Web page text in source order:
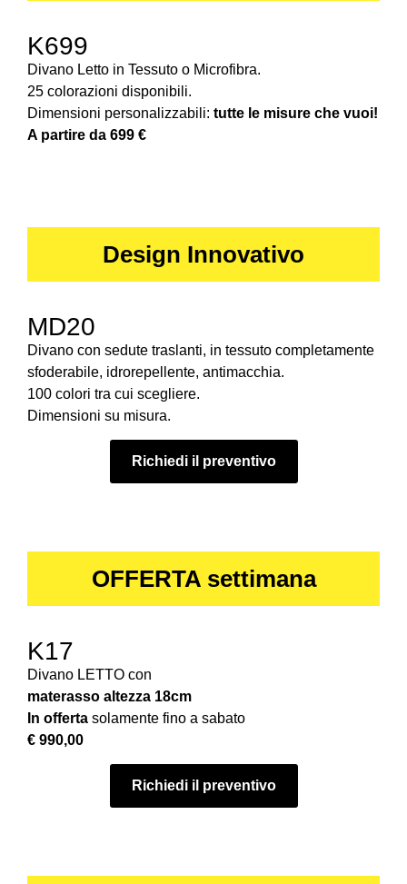
K699
Divano Letto in Tessuto o Microfibra.
25 colorazioni disponibili.
Dimensioni personalizzabili: tutte le misure che vuoi!
A partire da 699 €
Design Innovativo
MD20
Divano con sedute traslanti, in tessuto completamente
sfoderabile, idrorepellente, antimacchia.
100 colori tra cui scegliere.
Dimensioni su misura.
Richiedi il preventivo
OFFERTA settimana
K17
Divano LETTO con
materasso altezza 18cm
In offerta solamente fino a sabato
€ 990,00
Richiedi il preventivo